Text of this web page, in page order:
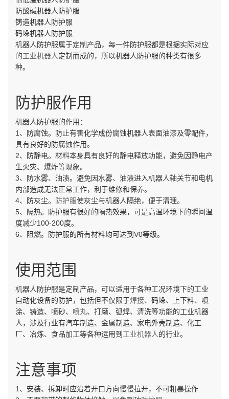
防酸碱机器人防护服
铸造机器人防护服
码垛机器人防护服
机器人防护服属于定制产品，每一件防护服都是根据实际对应
的工业机器人定制而成的，所以机器人防护服的种类有很多
种。
防护服作用
机器人防护服的作用：
1、防腐蚀。防止有害化学成份腐蚀机器人表面油漆及零配件，
具有良好的防腐蚀作用。
2、防静电。材料本身具有良好的静电释放功能，避免因静电产
生火灾、爆炸等现象。
3、防水雾、油渍。避免因水雾、油渍进入机器人轴关节和电机
内部造成无法正常工作，利于维修和保养。
4、防灰尘。
防护服使灰尘与机器人隔绝，便于清理。
5、隔热。防护服有很好的隔热效果，可是高温环境下的瞬间温
度减少100-200度。
6、阻燃。防护服的所有材料均可达到V0等级。
使用范围
机器人防护服是定制产品，可以适用于各种工况环境下的工业
自动化设备的防护，包括但不仅限于焊接、码垛、上下料、喷
涂、铸造、喷砂、 喷丸、打磨、弧焊、清洗等功能的工业机器
人，涉及行业有汽车制造、金属制造、家电外壳制造、化工
厂、冶炼、食品加工等各种运用到 工业机器人的行业。
注意事项
1、安装、拆卸时应沿着开口方向慢慢拉开，不可粗暴操作